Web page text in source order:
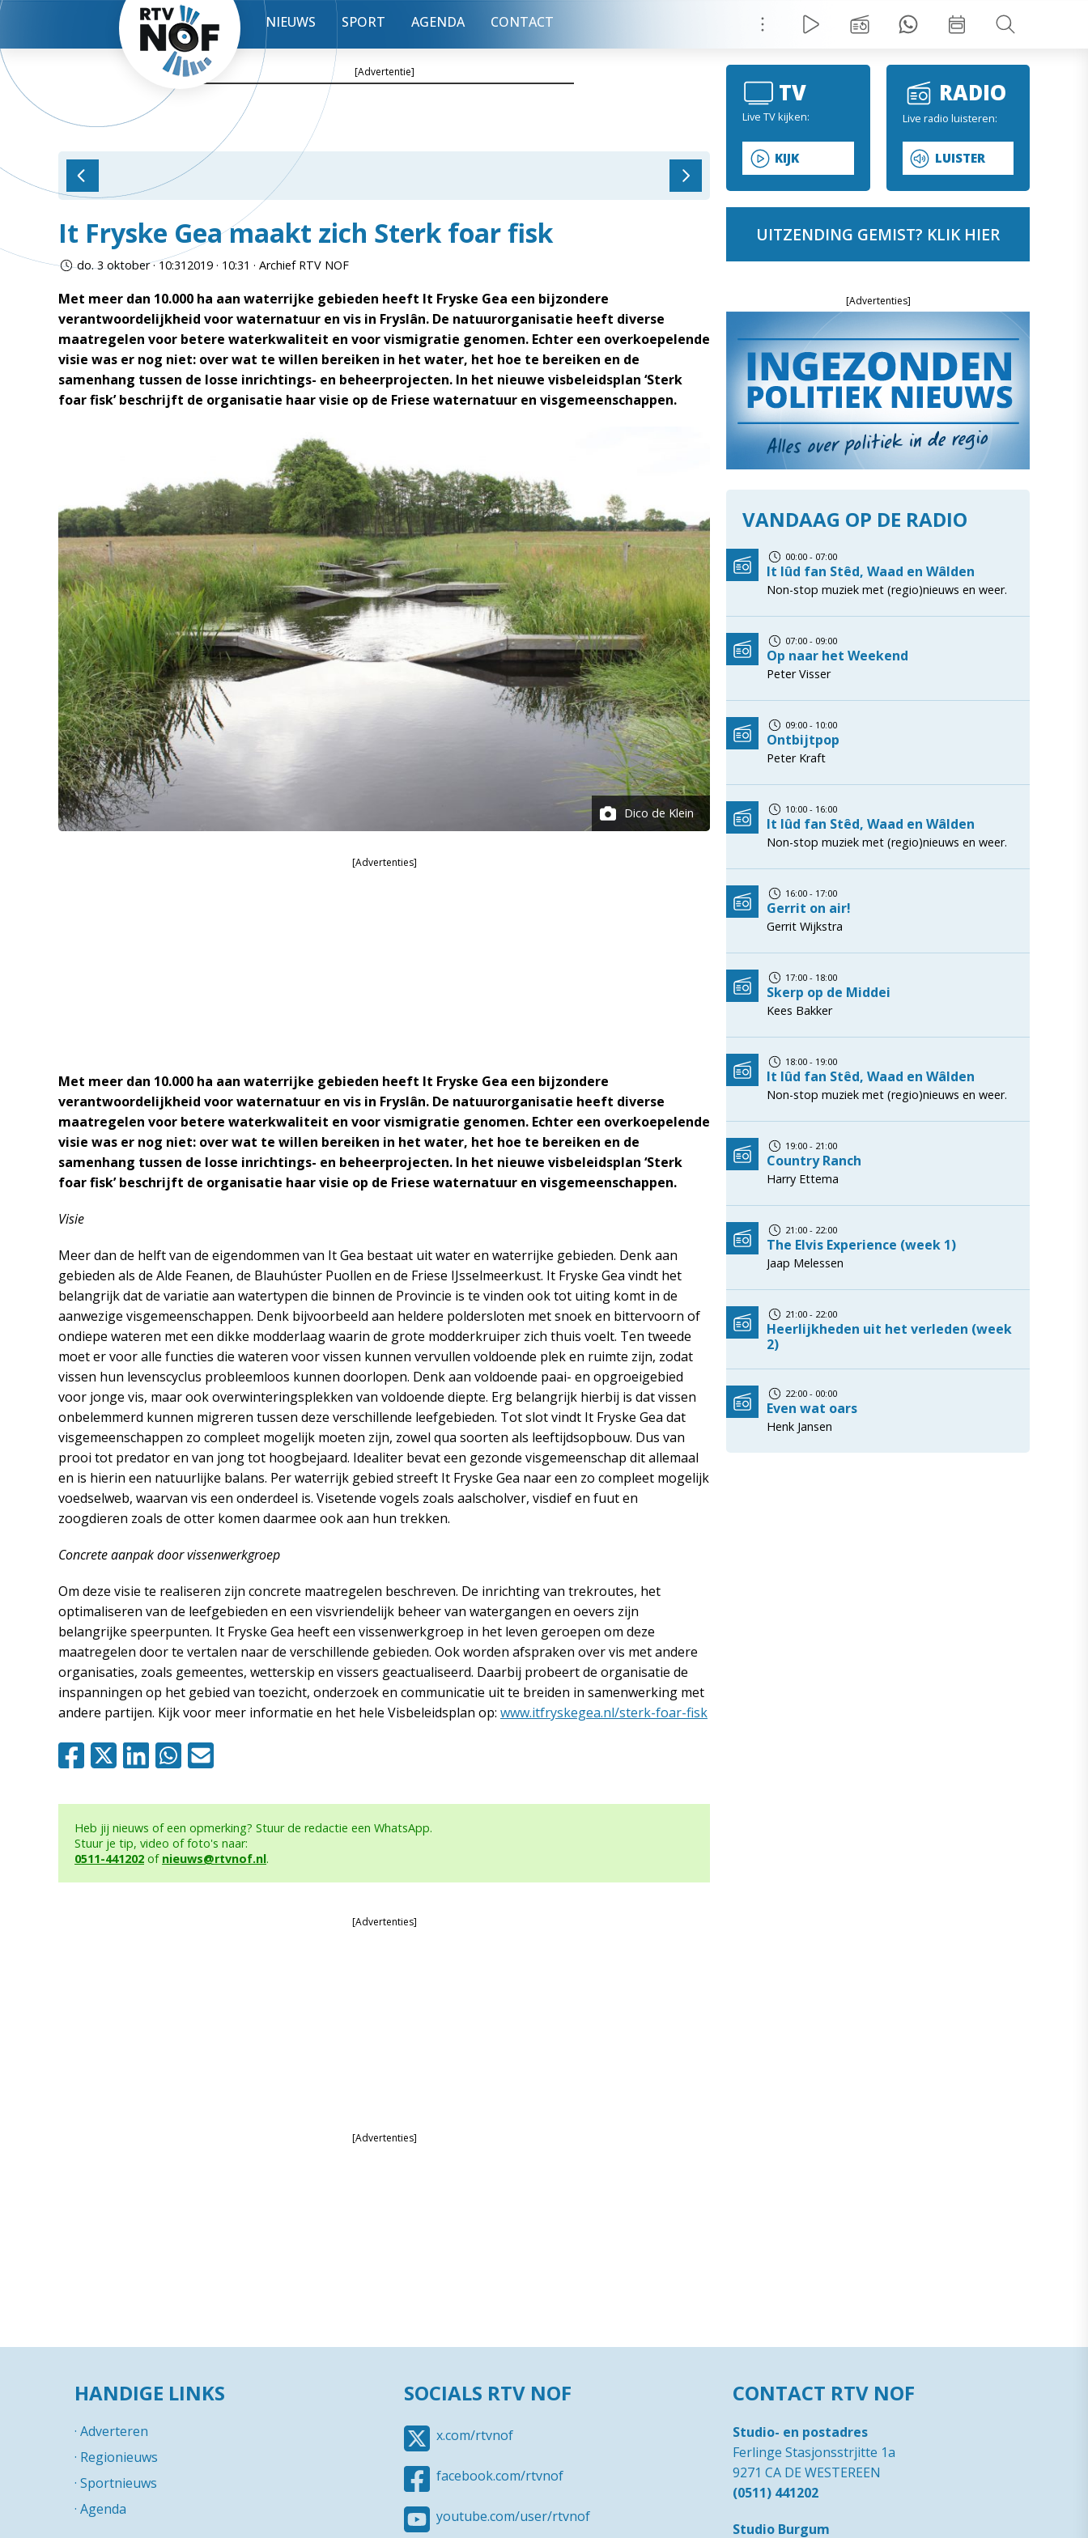
NIEUWS SPORT AGENDA CONTACT
[Advertentie]
It Fryske Gea maakt zich Sterk foar fisk
do. 3 oktober · 10:312019 · 10:31 · Archief RTV NOF
Met meer dan 10.000 ha aan waterrijke gebieden heeft It Fryske Gea een bijzondere
verantwoordelijkheid voor waternatuur en vis in Fryslân. De natuurorganisatie heeft diverse
maatregelen voor betere waterkwaliteit en voor vismigratie genomen. Echter een overkoepelende
visie was er nog niet: over wat te willen bereiken in het water, het hoe te bereiken en de
samenhang tussen de losse inrichtings- en beheerprojecten. In het nieuwe visbeleidsplan ‘Sterk
foar fisk’ beschrijft de organisatie haar visie op de Friese waternatuur en visgemeenschappen.
Dico de Klein
[Advertenties]
Met meer dan 10.000 ha aan waterrijke gebieden heeft It Fryske Gea een bijzondere
verantwoordelijkheid voor waternatuur en vis in Fryslân. De natuurorganisatie heeft diverse
maatregelen voor betere waterkwaliteit en voor vismigratie genomen. Echter een overkoepelende
visie was er nog niet: over wat te willen bereiken in het water, het hoe te bereiken en de
samenhang tussen de losse inrichtings- en beheerprojecten. In het nieuwe visbeleidsplan ‘Sterk
foar fisk’ beschrijft de organisatie haar visie op de Friese waternatuur en visgemeenschappen.
Visie
Meer dan de helft van de eigendommen van It Gea bestaat uit water en waterrijke gebieden. Denk aan
gebieden als de Alde Feanen, de Blauhúster Puollen en de Friese IJsselmeerkust. It Fryske Gea vindt het
belangrijk dat de variatie aan watertypen die binnen de Provincie is te vinden ook tot uiting komt in de
aanwezige visgemeenschappen. Denk bijvoorbeeld aan heldere poldersloten met snoek en bittervoorn of
ondiepe wateren met een dikke modderlaag waarin de grote modderkruiper zich thuis voelt. Ten tweede
moet er voor alle functies die wateren voor vissen kunnen vervullen voldoende plek en ruimte zijn, zodat
vissen hun levenscyclus probleemloos kunnen doorlopen. Denk aan voldoende paai- en opgroeigebied
voor jonge vis, maar ook overwinteringsplekken van voldoende diepte. Erg belangrijk hierbij is dat vissen
onbelemmerd kunnen migreren tussen deze verschillende leefgebieden. Tot slot vindt It Fryske Gea dat
visgemeenschappen zo compleet mogelijk moeten zijn, zowel qua soorten als leeftijdsopbouw. Dus van
prooi tot predator en van jong tot hoogbejaard. Idealiter bevat een gezonde visgemeenschap dit allemaal
en is hierin een natuurlijke balans. Per waterrijk gebied streeft It Fryske Gea naar een zo compleet mogelijk
voedselweb, waarvan vis een onderdeel is. Visetende vogels zoals aalscholver, visdief en fuut en
zoogdieren zoals de otter komen daarmee ook aan hun trekken.
Concrete aanpak door vissenwerkgroep
Om deze visie te realiseren zijn concrete maatregelen beschreven. De inrichting van trekroutes, het
optimaliseren van de leefgebieden en een visvriendelijk beheer van watergangen en oevers zijn
belangrijke speerpunten. It Fryske Gea heeft een vissenwerkgroep in het leven geroepen om deze
maatregelen door te vertalen naar de verschillende gebieden. Ook worden afspraken over vis met andere
organisaties, zoals gemeentes, wetterskip en vissers geactualiseerd. Daarbij probeert de organisatie de
inspanningen op het gebied van toezicht, onderzoek en communicatie uit te breiden in samenwerking met
andere partijen. Kijk voor meer informatie en het hele Visbeleidsplan op: www.itfryskegea.nl/sterk-foar-fisk
Heb jij nieuws of een opmerking? Stuur de redactie een WhatsApp.
Stuur je tip, video of foto's naar:
0511-441202 of nieuws@rtvnof.nl.
[Advertenties]
[Advertenties]
TV
Live TV kijken:
KIJK
RADIO
Live radio luisteren:
LUISTER
UITZENDING GEMIST? KLIK HIER
[Advertenties]
VANDAAG OP DE RADIO
00:00 - 07:00
It lûd fan Stêd, Waad en Wâlden
Non-stop muziek met (regio)nieuws en weer.
07:00 - 09:00
Op naar het Weekend
Peter Visser
09:00 - 10:00
Ontbijtpop
Peter Kraft
10:00 - 16:00
It lûd fan Stêd, Waad en Wâlden
Non-stop muziek met (regio)nieuws en weer.
16:00 - 17:00
Gerrit on air!
Gerrit Wijkstra
17:00 - 18:00
Skerp op de Middei
Kees Bakker
18:00 - 19:00
It lûd fan Stêd, Waad en Wâlden
Non-stop muziek met (regio)nieuws en weer.
19:00 - 21:00
Country Ranch
Harry Ettema
21:00 - 22:00
The Elvis Experience (week 1)
Jaap Melessen
21:00 - 22:00
Heerlijkheden uit het verleden (week
2)
22:00 - 00:00
Even wat oars
Henk Jansen
HANDIGE LINKS
· Adverteren
· Regionieuws
· Sportnieuws
· Agenda
SOCIALS RTV NOF
x.com/rtvnof
facebook.com/rtvnof
youtube.com/user/rtvnof
CONTACT RTV NOF
Studio- en postadres
Ferlinge Stasjonsstrjitte 1a
9271 CA DE WESTEREEN
(0511) 441202
Studio Burgum